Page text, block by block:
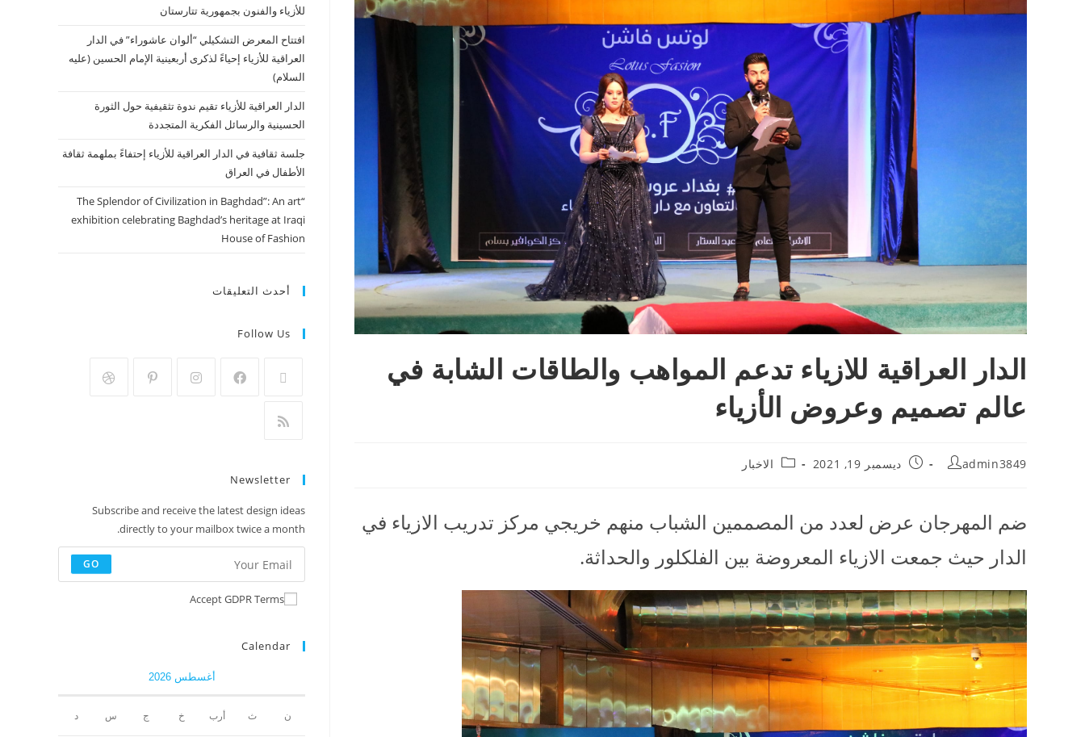
الدار العراقية للازياء تدعم المواهب والطاقات الشابة في
عالم تصميم وعروض الأزياء
admin3849 ديسمبر 19, 2021 الاخبار
ضم المهرجان عرض لعدد من المصممين الشباب منهم خريجي مركز تدريب الازياء في
الدار حيث جمعت الازياء المعروضة بين الفلكلور والحداثة.
للأزياء والفنون بجمهورية تتارستان
افتتاح المعرض التشكيلي “ألوان عاشوراء” في الدار
العراقية للأزياء إحياءً لذكرى أربعينية الإمام الحسين (عليه
السلام)
الدار العراقية للأزياء تقيم ندوة تثقيفية حول الثورة
الحسينية والرسائل الفكرية المتجددة
جلسة ثقافية في الدار العراقية للأزياء إحتفاءً بملهمة ثقافة
الأطفال في العراق
“The Splendor of Civilization in Baghdad”: An art
exhibition celebrating Baghdad’s heritage at Iraqi
House of Fashion
أحدث التعليقات
Follow Us
Newsletter
Subscribe and receive the latest design ideas
directly to your mailbox twice a month.
GO
Accept GDPR Terms
Calendar
أغسطس 2026
ن ث أرب خ ج س د